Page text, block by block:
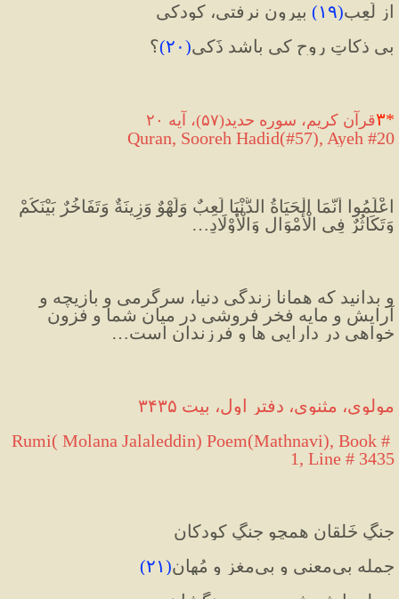
از لَعِب(۱۹) بیرون نرفتی، کودکی
بی ذکاتِ روح کی باشد ذَکی(۲۰)؟
*۳قرآن کریم، سوره حدید(۵۷)، آیه ۲۰
Quran, Sooreh Hadid(#57), Ayeh #20
وَتَكَاثُرٌ فِي الْأَمْوَالِ وَالْأَوْلَادِ…
خواهی در دارایی ها و فرزندان است…
مولوی، مثنوی، دفتر اول، بیت ۳۴۳۵
Rumi( Molana Jalaleddin) Poem(Mathnavi), Book #
1, Line # 3435
جنگِ خَلقان همچو جنگِ کودکان
جمله بی‌معنی و بی‌مغز و مُهان
(۲۱)